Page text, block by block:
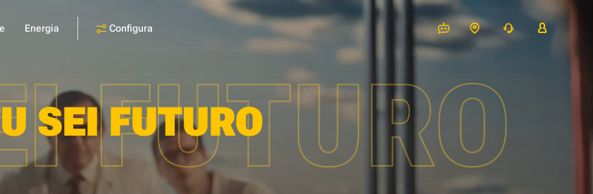
Energia Configura
FUTURO
SEI FUTURO